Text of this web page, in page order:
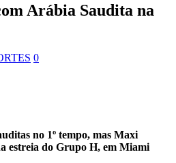
Arábia Saudita na
0
no 1º tempo, mas Maxi
estreia do Grupo H, em Miami